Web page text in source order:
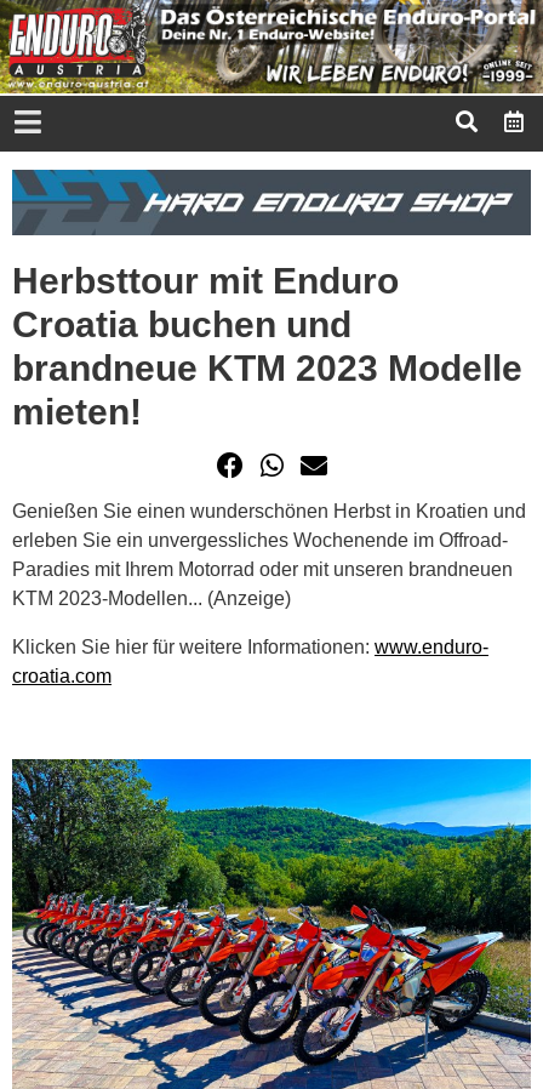
Herbsttour mit Enduro
Croatia buchen und
brandneue KTM 2023 Modelle
mieten!
Genießen Sie einen wunderschönen Herbst in Kroatien und
erleben Sie ein unvergessliches Wochenende im Offroad-
Paradies mit Ihrem Motorrad oder mit unseren brandneuen
KTM 2023-Modellen... (Anzeige)
Klicken Sie hier für weitere Informationen: www.enduro-
croatia.com